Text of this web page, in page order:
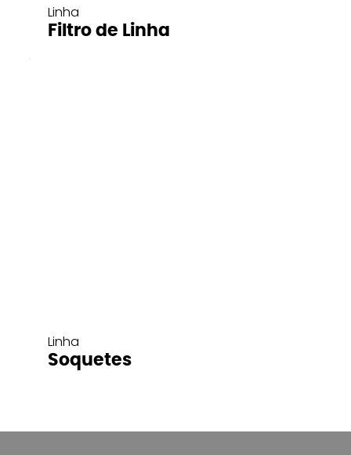
Linha
Filtro de Linha
Linha
Soquetes